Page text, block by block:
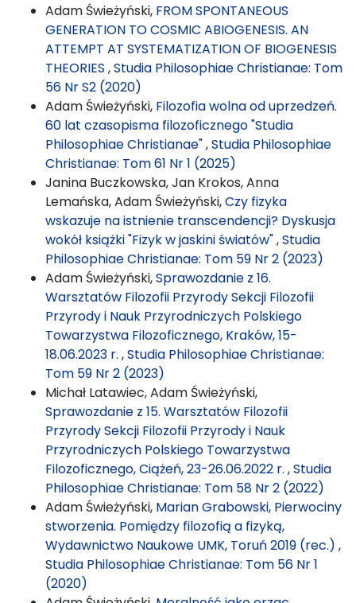
Adam Świeżyński, FROM SPONTANEOUS
GENERATION TO COSMIC ABIOGENESIS. AN
ATTEMPT AT SYSTEMATIZATION OF BIOGENESIS
THEORIES ,Studia Philosophiae Christianae: Tom
56 Nr S2 (2020)
Adam Świeżyński, Filozofia wolna od uprzedzeń.
60 lat czasopisma filozoficznego "Studia
Philosophiae Christianae",Studia Philosophiae
Christianae: Tom 61 Nr 1 (2025)
Janina Buczkowska, Jan Krokos, Anna
Lemańska, Adam Świeżyński,Czy fizyka
wskazuje na istnienie transcendencji? Dyskusja
wokół książki "Fizyk w jaskini światów",Studia
Philosophiae Christianae: Tom 59 Nr 2 (2023)
Adam Świeżyński,Sprawozdanie z 16.
Warsztatów Filozofii Przyrody Sekcji Filozofii
Przyrody i Nauk Przyrodniczych Polskiego
Towarzystwa Filozoficznego, Kraków, 15-
18.06.2023 r. ,Studia Philosophiae Christianae:
Tom 59 Nr 2 (2023)
Michał Latawiec, Adam Świeżyński,
Sprawozdanie z 15. Warsztatów Filozofii
Przyrody Sekcji Filozofii Przyrody i Nauk
Przyrodniczych Polskiego Towarzystwa
Filozoficznego, Ciążeń, 23-26.06.2022 r. ,Studia
Philosophiae Christianae: Tom 58 Nr 2 (2022)
Adam Świeżyński, Marian Grabowski, Pierwociny
stworzenia. Pomiędzy filozofią a fizyką,
Wydawnictwo Naukowe UMK, Toruń 2019 (rec.) ,
Studia Philosophiae Christianae: Tom 56 Nr 1
(2020)